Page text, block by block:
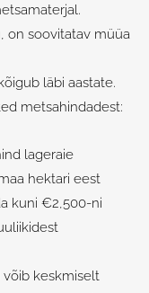
on soovitatav müüa
läbi aastate.
metsahindadest:
lageraie
hektari eest
kuni €2,500-ni
võib keskmiselt